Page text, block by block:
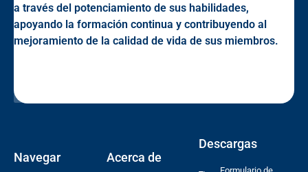
a través del potenciamiento de sus habilidades,
apoyando la formación continua y contribuyendo al
mejoramiento de la calidad de vida de sus miembros.
Navegar Acerca de
Descargas